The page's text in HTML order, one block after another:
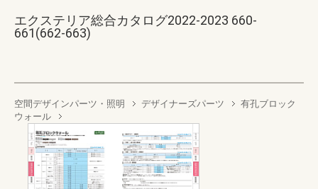
エクステリア総合カタログ2022-2023 660-
661(662-663)
空間デザインパーツ・照明 デザイナーズパーツ
有孔ブロック
ウォール